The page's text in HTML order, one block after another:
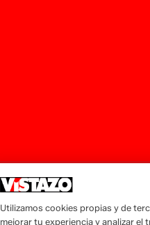
Utilizamos cookies propias y de
mejorar tu experiencia y analizar el